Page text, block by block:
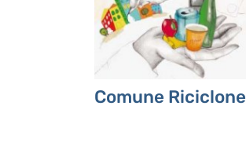
Comune Riciclone